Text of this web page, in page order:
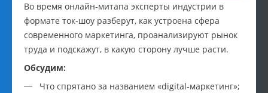
Во время онлайн-митапа эксперты индустрии в
формате ток-шоу разберут, как устроена сфера
современного маркетинга, проанализируют рынок
труда и подскажут, в какую сторону лучше расти.
Обсудим:
Что спрятано за названием «digital-маркетинг»;